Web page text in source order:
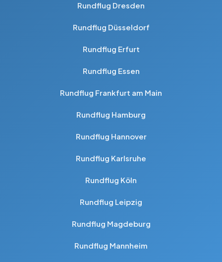
Rundflug Dresden
Rundflug Düsseldorf
Rundflug Erfurt
Rundflug Essen
Rundflug Frankfurt am Main
Rundflug Hamburg
Rundflug Hannover
Rundflug Karlsruhe
Rundflug Köln
Rundflug Leipzig
Rundflug Magdeburg
Rundflug Mannheim